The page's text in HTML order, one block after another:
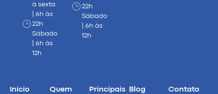
à sexta
| 6h às
22h
Sábado
| 6h às
12h
22h
Sábado
| 6h às
12h
Início
Quem
Principais
Blog Contato